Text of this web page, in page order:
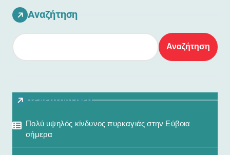
Αναζήτηση
Αναζήτηση
Τελευταία Νέα
Πολύ υψηλός κίνδυνος πυρκαγιάς στην Εύβοια
σήμερα